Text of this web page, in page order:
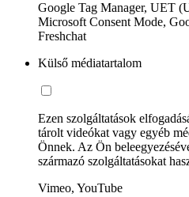
Google Tag Manager, UET
Microsoft Consent Mode,
Freshchat
Külső médiatartalom
Ezen szolgáltatások
tárolt videókat vagy egyéb
Önnek. Az Ön
származó szolgáltatásokat
Vimeo, YouTube